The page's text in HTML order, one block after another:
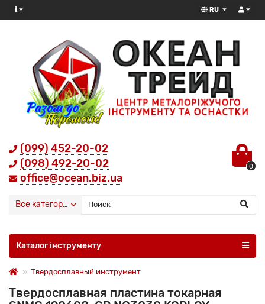
RU
(099) 452-20-02
(098) 492-20-02
office@ocean.biz.ua
0
Все категории
Каталог інструменту
Твердосплавный инструмент
Твердосплавная пластина токарная